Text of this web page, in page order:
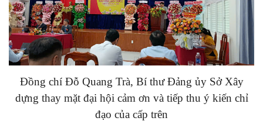
Đồng chí Đỗ Quang Trà, Bí thư Đảng ủy Sở Xây
dựng thay mặt đại hội cảm ơn và tiếp thu ý kiến chỉ
đạo của cấp trên